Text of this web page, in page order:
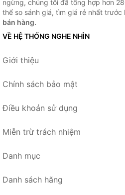
ngừng, chúng tôi đã tổng hợp hơn
thể so sánh giá, tìm giá rẻ nhất trước
bán hàng.
VỀ HỆ THỐNG NGHE NHÌN
Giới thiệu
Chính sách bảo mật
Điều khoản sử dụng
Miễn trừ trách nhiệm
Danh mục
Danh sách hãng